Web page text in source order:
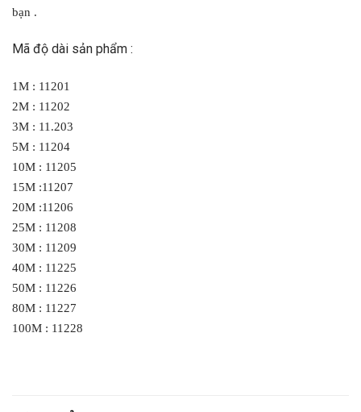
bạn .
Mã độ dài sản phẩm :
1M : 11201
2M : 11202
3M : 11.203
5M : 11204
10M : 11205
15M :11207
20M :11206
25M : 11208
30M : 11209
40M : 11225
50M : 11226
80M : 11227
100M : 11228